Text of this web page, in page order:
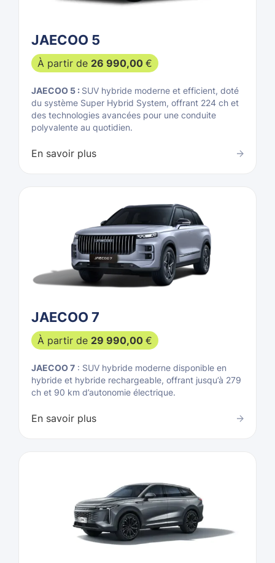
JAECOO 5
À partir de 26 990,00 €
JAECOO 5 : SUV hybride moderne et efficient, doté
du système Super Hybrid System, offrant 224 ch et
des technologies avancées pour une conduite
polyvalente au quotidien.
En savoir plus
JAECOO 7
À partir de 29 990,00 €
JAECOO 7 : SUV hybride moderne disponible en
hybride et hybride rechargeable, offrant jusqu’à 279
ch et 90 km d’autonomie électrique.
En savoir plus